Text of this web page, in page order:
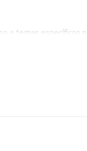
a temas específicos